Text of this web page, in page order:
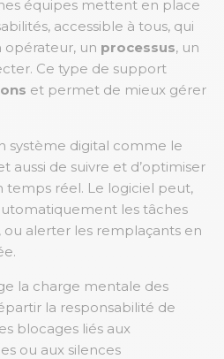
équipes mettent en place
accessible à tous, qui
opérateur, un processus, un
Ce type de support
et permet de mieux gérer
système digital comme le
aussi de suivre et d’optimiser
temps réel. Le logiciel peut,
les tâches
ou alerter les remplaçants en
la charge mentale des
la responsabilité de
blocages liés aux
ou aux silences